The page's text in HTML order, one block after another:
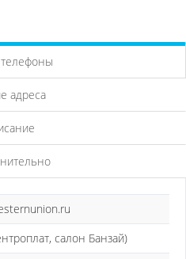
адреса
салон Банзай)